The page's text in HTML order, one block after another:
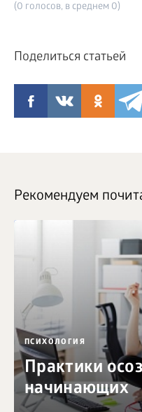
(0 голосов, в среднем 0)
Поделиться статьей
Рекомендуем
ПСИХОЛОГИЯ
Практики
начинающих